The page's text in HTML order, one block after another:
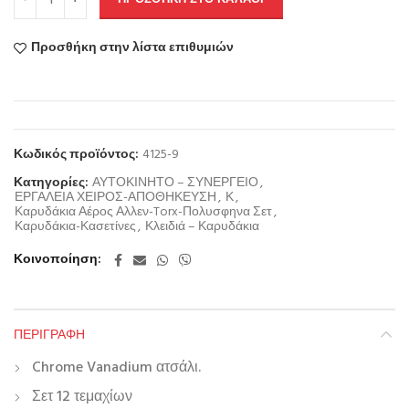
Προσθήκη στην λίστα επιθυμιών
Κωδικός προϊόντος: 4125-9
Κατηγορίες: ΑΥΤΟΚΙΝΗΤΟ – ΣΥΝΕΡΓΕΙΟ,
ΕΡΓΑΛΕΙΑ ΧΕΙΡΟΣ-ΑΠΟΘΗΚΕΥΣΗ, Κ,
Καρυδάκια Αέρος Αλλεν-Torx-Πολυσφηνα Σετ,
Καρυδάκια-Κασετίνες, Κλειδιά – Καρυδάκια
Κοινοποίηση
ΠΕΡΙΓΡΑΦΉ
Chrome Vanadium ατσάλι.
Σετ 12 τεμαχίων